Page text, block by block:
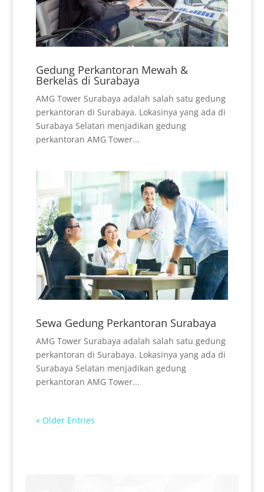
Gedung Perkantoran Mewah &
Berkelas di Surabaya
AMG Tower Surabaya adalah salah satu gedung
perkantoran di Surabaya. Lokasinya yang ada di
Surabaya Selatan menjadikan gedung
perkantoran AMG Tower...
Sewa Gedung Perkantoran Surabaya
AMG Tower Surabaya adalah salah satu gedung
perkantoran di Surabaya. Lokasinya yang ada di
Surabaya Selatan menjadikan gedung
perkantoran AMG Tower...
« Older Entries